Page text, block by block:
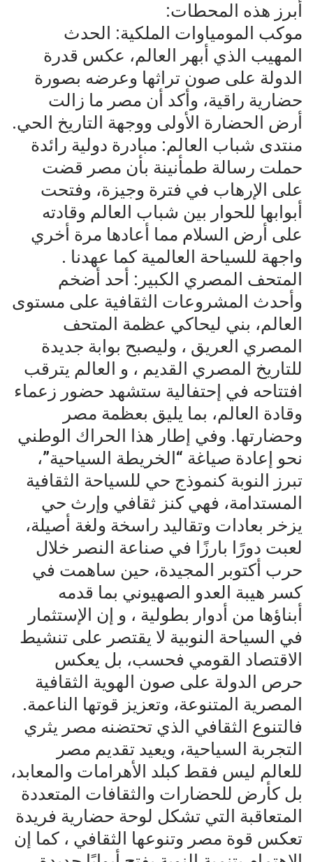
أبرز هذه المحطات:
موكب المومياوات الملكية: الحدث
المهيب الذي أبهر العالم، عكس قدرة
الدولة على صون تراثها وعرضه بصورة
حضارية راقية، وأكد أن مصر ما زالت
أرض الحضارة الأولى ووجهة التاريخ الحي.
منتدى شباب العالم: مبادرة دولية رائدة
حملت رسالة طمأنينة بأن مصر قضت
على الإرهاب في فترة وجيزة، وفتحت
أبوابها للحوار بين شباب العالم وقادته
على أرض السلام مما أعادها مرة أخري
واجهة للسياحة العالمية كما عهدنا .
المتحف المصري الكبير: أحد أضخم
وأحدث المشروعات الثقافية على مستوى
العالم، بني ليحاكي عظمة المتحف
المصري العريق ، وليصبح بوابة جديدة
للتاريخ المصري القديم ، و العالم يترقب
افتتاحه في إحتفالية ستشهد حضور زعماء
وقادة العالم، بما يليق بعظمة مصر
وحضارتها. وفي إطار هذا الحراك الوطني
نحو إعادة صياغة “الخريطة السياحية”،
تبرز النوبة كنموذج حي للسياحة الثقافية
المستدامة، فهي كنز ثقافي وإرث حي
يزخر بعادات وتقاليد راسخة ولغة أصيلة،
لعبت دورًا بارزًا في صناعة النصر خلال
حرب أكتوبر المجيدة، حين ساهمت في
كسر هيبة العدو الصهيوني بما قدمه
أبناؤها من أدوار بطولية ، و إن الإستثمار
في السياحة النوبية لا يقتصر على تنشيط
الاقتصاد القومي فحسب، بل يعكس
حرص الدولة على صون الهوية الثقافية
المصرية المتنوعة، وتعزيز قوتها الناعمة.
فالتنوع الثقافي الذي تحتضنه مصر يثري
التجربة السياحية، ويعيد تقديم مصر
للعالم ليس فقط كبلد الأهرامات والمعابد،
بل كأرض للحضارات والثقافات المتعددة
المتعاقبة التي تشكل لوحة حضارية فريدة
تعكس قوة مصر وتنوعها الثقافي ، كما إن